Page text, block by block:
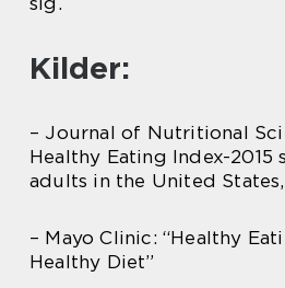
Kilder:
– Journal of Nutritional
Healthy Eating Index-2015
adults in the United
– Mayo Clinic: “Healthy
Healthy Diet”